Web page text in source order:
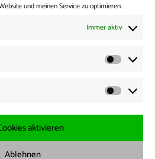
und meinen Service zu optimieren.
Immer aktiv
aktivieren
Ablehnen
zur Asylreform: Mehr
mit Erik Marquardt
Januar 2024